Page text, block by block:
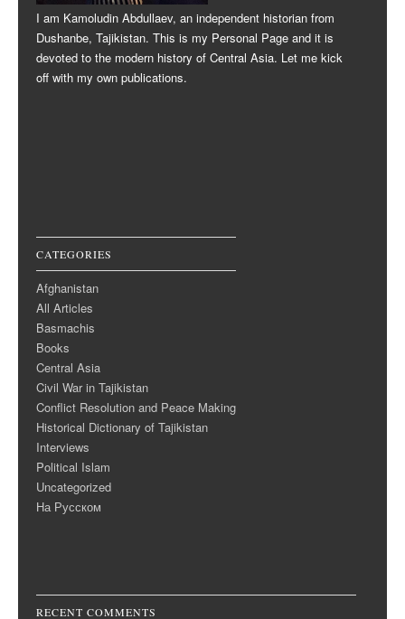
I am Kamoludin Abdullaev, an independent historian from
Dushanbe, Tajikistan. This is my Personal Page and it is
devoted to the modern history of Central Asia. Let me kick
off with my own publications.
CATEGORIES
Afghanistan
All Articles
Basmachis
Books
Central Asia
Civil War in Tajikistan
Conflict Resolution and Peace Making
Historical Dictionary of Tajikistan
Interviews
Political Islam
Uncategorized
На Русском
RECENT COMMENTS